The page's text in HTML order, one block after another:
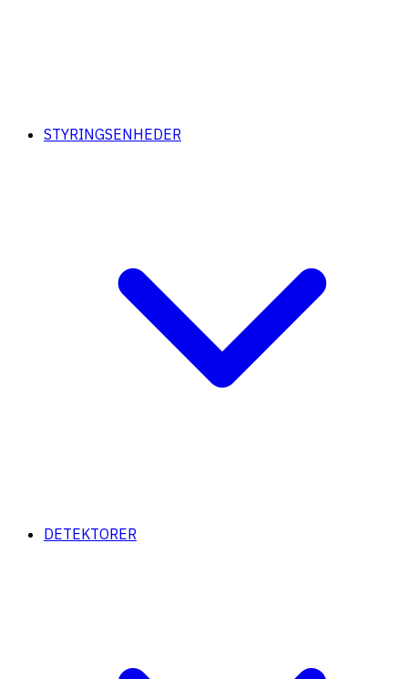
STYRINGSENHEDER
DETEKTORER